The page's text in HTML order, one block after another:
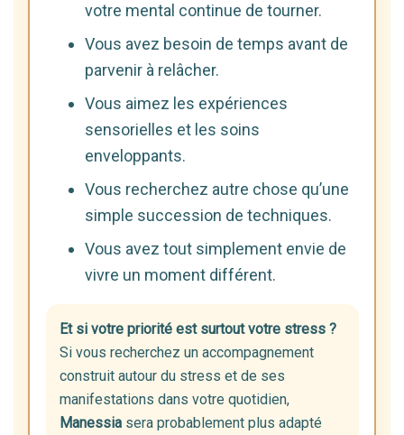
votre mental continue de tourner.
Vous avez besoin de temps avant de
parvenir à relâcher.
Vous aimez les expériences
sensorielles et les soins
enveloppants.
Vous recherchez autre chose qu’une
simple succession de techniques.
Vous avez tout simplement envie de
vivre un moment différent.
Et si votre priorité est surtout votre stress ?
Si vous recherchez un accompagnement
construit autour du stress et de ses
manifestations dans votre quotidien,
Manessiasera probablement plus adapté